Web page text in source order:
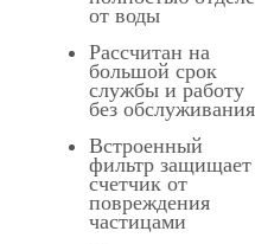
от воды
Рассчитан на
большой срок
службы и работу
без обслуживания
Встроенный
фильтр защищает
счетчик от
повреждения
частицами